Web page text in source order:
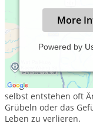
More
Powered by
Krankheit,
viele Menschen
vor große
selbst entstehen oft
Grübeln oder das
Leben zu verlieren.